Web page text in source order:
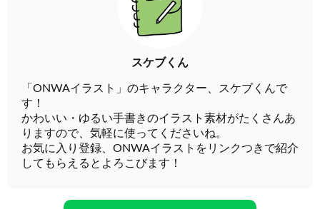
スケブくん
「ONWAイラスト」のキャラクター、スケブくんで
す！
かわいい・ゆるい手書きのイラスト素材がたくさんあ
りますので、気軽に使ってくださいね。
お気に入り登録、ONWAイラストをリンクつきで紹介
してもらえるとよろこびます！